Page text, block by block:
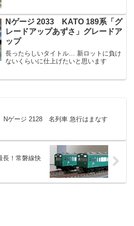
Nゲージ 2033 KATO 189系「グ
レードアップあずさ」グレードア
ップ
長ったらしいタイトル… 新ロットに負け
ないくらいに仕上げたいと思います
Nゲージ 2128 名列車 急行はまなす
！常磐線快